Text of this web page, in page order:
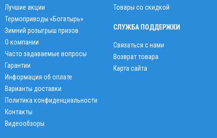
Лучшие акции
Термоприводы «Богатырь»
Зимний розыгрыш призов
О компании
Часто задаваемые вопросы
Гарантии
Информация об оплате
Варианты доставки
Политика конфиденциальности
Контакты
Видеообзоры
Товары со скидкой
СЛУЖБА ПОДДЕРЖКИ
Связаться с нами
Возврат товара
Карта сайта